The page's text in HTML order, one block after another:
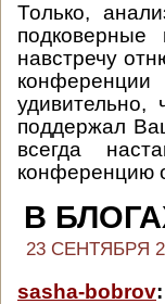
Только,
навстречу
поддержал
всегда
конференцию
В
23 СЕНТЯБРЯ
sasha-bobrov: